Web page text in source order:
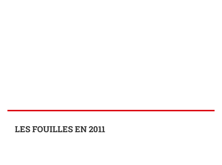
LES FOUILLES EN 2011